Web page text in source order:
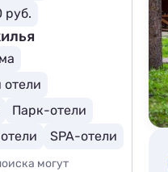
руб.
отели
Парк-отели
SPA-отели
могут